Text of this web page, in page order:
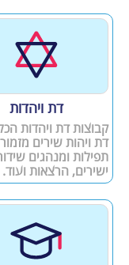
דת ויהדות
קבוצות דת ויהדות
דת ויהות שירים
תפילות ומנהגים
ישירים, הרצאות ועוד.